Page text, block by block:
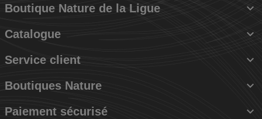
Boutique Nature de la Ligue 
Catalogue 
Service client 
Boutiques Nature 
Paiement sécurisé 